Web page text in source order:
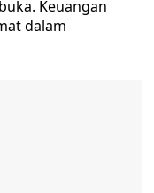
Keuangan
dalam